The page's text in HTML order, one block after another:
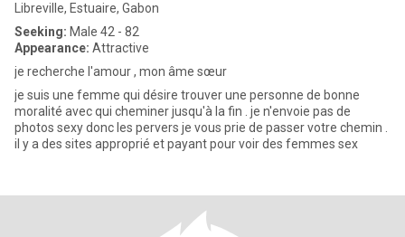
Libreville, Estuaire, Gabon
Seeking: Male 42 - 82
Appearance: Attractive
je recherche l'amour , mon âme sœur
je suis une femme qui désire trouver une personne de bonne
moralité avec qui cheminer jusqu'à la fin . je n'envoie pas de
photos sexy donc les pervers je vous prie de passer votre chemin .
il y a des sites approprié et payant pour voir des femmes sex